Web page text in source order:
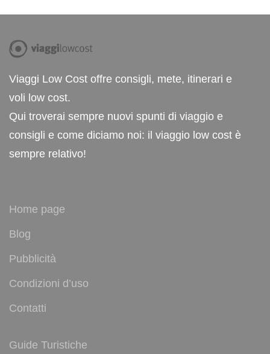
Viaggi Low Cost offre consigli, mete, itinerari e
voli low cost.
Qui troverai sempre nuovi spunti di viaggio e
consigli e come diciamo noi: il viaggio low cost è
sempre relativo!
Home page
Blog
Pubblicità
Condizioni d’uso
Contatti
Guide Turistiche